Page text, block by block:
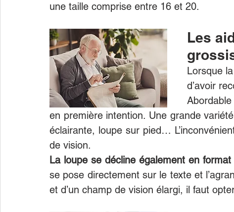
une taille comprise entre 16 et 20.
Les
Lorsque
d’avoir
en première intention. Une grande
éclairante, loupe sur pied…
de vision.
La loupe se décline également en format
se pose directement sur le texte et
et d’un champ de vision élargi, il faut